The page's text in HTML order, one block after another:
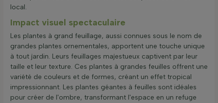
local.
Impact visuel spectaculaire
Les plantes à grand feuillage, aussi connues sous le nom de
grandes plantes ornementales, apportent une touche unique
à tout jardin. Leurs feuillages majestueux captivent par leur
taille et leur texture. Ces plantes à grandes feuilles offrent une
variété de couleurs et de formes, créant un effet tropical
impressionnant. Les plantes géantes à feuilles sont idéales
pour créer de l'ombre, transformant l'espace en un refuge